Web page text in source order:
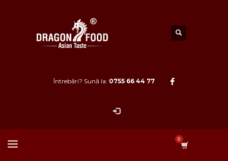
Întrebări? Sună la: 0755 66 44 77